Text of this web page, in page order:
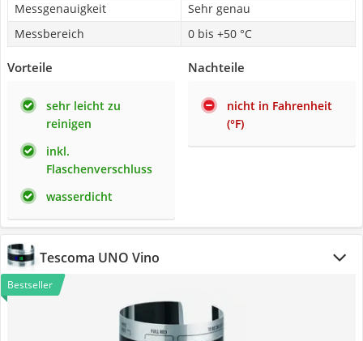
Messgenauigkeit
Sehr genau
Messbereich
0 bis +50 °C
Vorteile
sehr leicht zu
reinigen
inkl.
Flaschenverschluss
wasserdicht
Nachteile
nicht in Fahrenheit
(°F)
Tescoma UNO Vino
Bestseller